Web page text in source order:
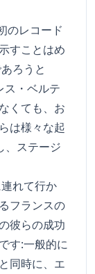
のレコード
すことはめ
ろうと
ス・ベルテ
くても、お
は様々な起
、ステージ
れて行か
フランスの
彼らの成功
す:一般的に
同時に、エ